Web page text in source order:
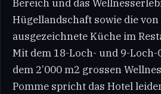
Bereich und das
Hügellandschaft sowie die
ausgezeichnete Küche im
Mit dem 18-Loch- und 9-
dem 2’000 m2 grossen
Pomme spricht das Hotel